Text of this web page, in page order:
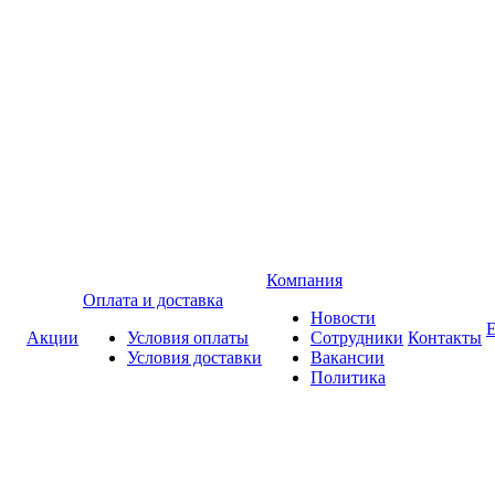
Акции
Оплата и доставка
Условия оплаты
Условия доставки
Компания
Новости
Сотрудники
Вакансии
Политика
Контакты